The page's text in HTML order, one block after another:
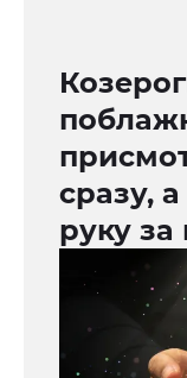
сразу,
руку за